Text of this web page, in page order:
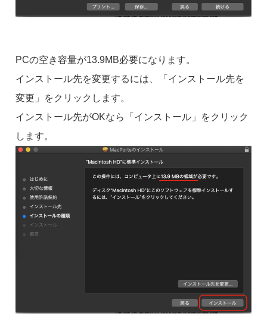
PCの空き容量が13.9MB必要になります。
インストール先を変更するには、「インストール先を
変更」をクリックします。
インストール先がOKなら「インストール」をクリック
します。